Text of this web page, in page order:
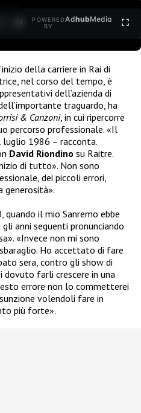
POWERED
BY
AdhubMedia
della carriere in Rai di
nel corso del tempo, è
dell’azienda di
traguardo, ha
& Canzoni, in cui ripercorre
percorso professionale. «Il
1986 – racconta.
David Riondino su Raitre.
di tutto». Non sono
dei piccoli errori,
generosità».
il mio Sanremo ebbe
anni seguenti pronunciando
«Invece non mi sono
Ho accettato di fare
sera, contro gli show di
dovuto farli crescere in una
errore non lo commetterei
volendoli fare in
più forte».